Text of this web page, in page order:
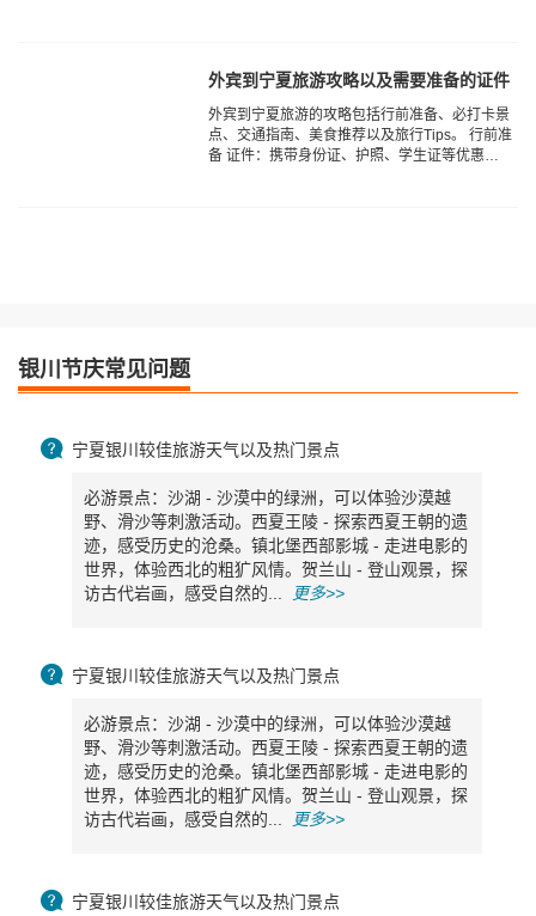
外宾到宁夏旅游攻略以及需要准备的证件
‌外宾到宁夏旅游的攻略‌包括行前准备、必打卡景
点、交通指南、美食推荐以及旅行Tips。 行前准
备 ‌证件‌：携带身份证、护照、学生证等优惠证
银川节庆常见问题
 宁夏银川较佳旅游天气以及热门景点
必游景点：沙湖 - 沙漠中的绿洲，可以体验沙漠越
野、滑沙等刺激活动。西夏王陵 - 探索西夏王朝的遗
迹，感受历史的沧桑。镇北堡西部影城 - 走进电影的
世界，体验西北的粗犷风情。贺兰山 - 登山观景，探
访古代岩画，感受自然的...
更多>>
 宁夏银川较佳旅游天气以及热门景点
必游景点：沙湖 - 沙漠中的绿洲，可以体验沙漠越
野、滑沙等刺激活动。西夏王陵 - 探索西夏王朝的遗
迹，感受历史的沧桑。镇北堡西部影城 - 走进电影的
世界，体验西北的粗犷风情。贺兰山 - 登山观景，探
访古代岩画，感受自然的...
更多>>
 宁夏银川较佳旅游天气以及热门景点